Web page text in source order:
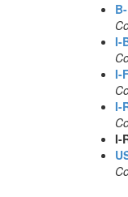
I-
I-
I-
I-